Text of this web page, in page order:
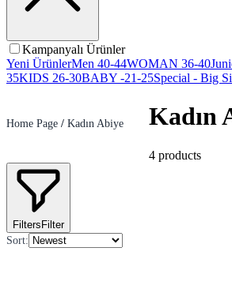
Kampanyalı Ürünler
Yeni ÜrünlerMen 40-44WOMAN 36-40
35KIDS 26-30BABY -21-25Special - Big
Home Page / Kadın Abiye Kadın
4 products
FiltersFilter
Sort: